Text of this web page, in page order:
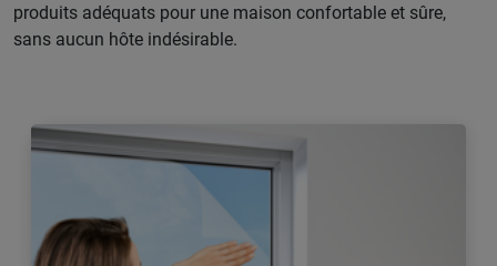
produits adéquats pour une maison confortable et sûre,
sans aucun hôte indésirable.